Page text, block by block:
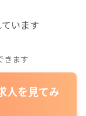
います
きます
人を見てみ